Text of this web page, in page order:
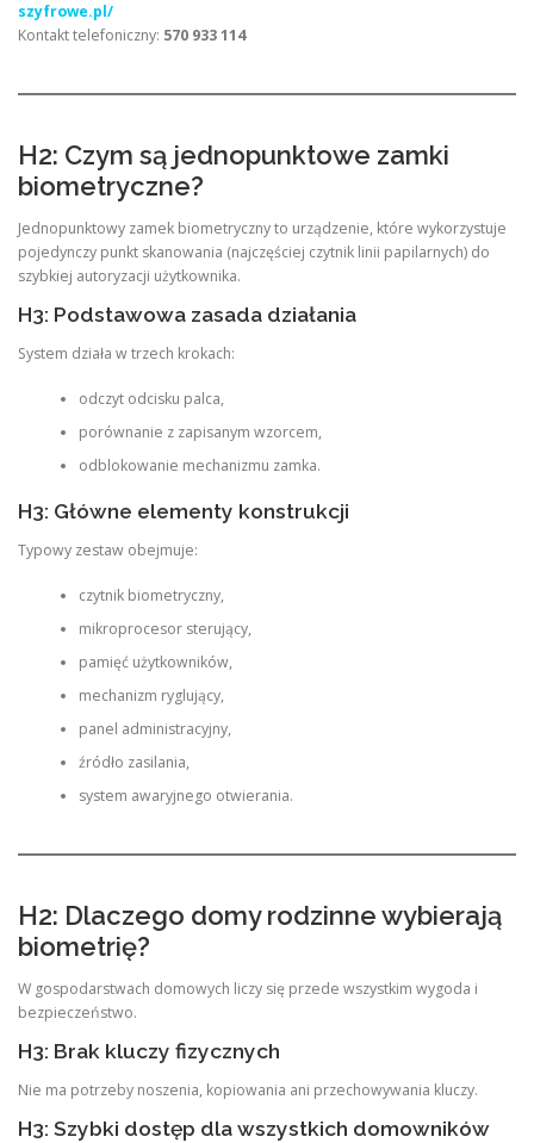
szyfrowe.pl/
Kontakt telefoniczny: 570 933 114
H2: Czym są jednopunktowe zamki
biometryczne?
Jednopunktowy zamek biometryczny to urządzenie, które wykorzystuje
pojedynczy punkt skanowania (najczęściej czytnik linii papilarnych) do
szybkiej autoryzacji użytkownika.
H3: Podstawowa zasada działania
System działa w trzech krokach:
odczyt odcisku palca,
porównanie z zapisanym wzorcem,
odblokowanie mechanizmu zamka.
H3: Główne elementy konstrukcji
Typowy zestaw obejmuje:
czytnik biometryczny,
mikroprocesor sterujący,
pamięć użytkowników,
mechanizm ryglujący,
panel administracyjny,
źródło zasilania,
system awaryjnego otwierania.
H2: Dlaczego domy rodzinne wybierają
biometrię?
W gospodarstwach domowych liczy się przede wszystkim wygoda i
bezpieczeństwo.
H3: Brak kluczy fizycznych
Nie ma potrzeby noszenia, kopiowania ani przechowywania kluczy.
H3: Szybki dostęp dla wszystkich domowników